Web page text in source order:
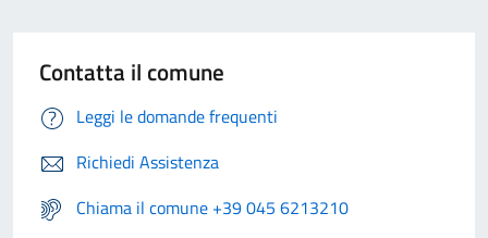
Contatta il comune
Leggi le domande frequenti
Richiedi Assistenza
Chiama il comune +39 045 6213210